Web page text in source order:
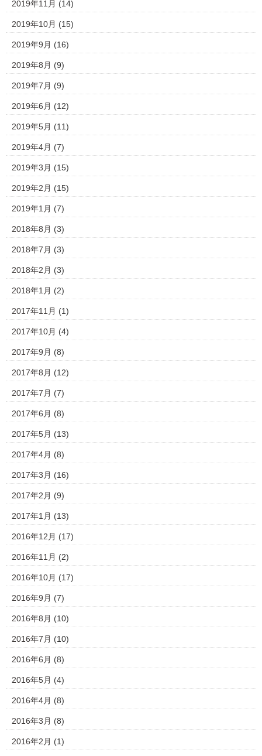
2019年11月 (14)
2019年10月 (15)
2019年9月 (16)
2019年8月 (9)
2019年7月 (9)
2019年6月 (12)
2019年5月 (11)
2019年4月 (7)
2019年3月 (15)
2019年2月 (15)
2019年1月 (7)
2018年8月 (3)
2018年7月 (3)
2018年2月 (3)
2018年1月 (2)
2017年11月 (1)
2017年10月 (4)
2017年9月 (8)
2017年8月 (12)
2017年7月 (7)
2017年6月 (8)
2017年5月 (13)
2017年4月 (8)
2017年3月 (16)
2017年2月 (9)
2017年1月 (13)
2016年12月 (17)
2016年11月 (2)
2016年10月 (17)
2016年9月 (7)
2016年8月 (10)
2016年7月 (10)
2016年6月 (8)
2016年5月 (4)
2016年4月 (8)
2016年3月 (8)
2016年2月 (1)